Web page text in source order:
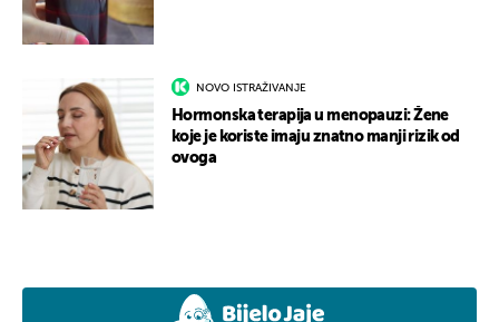
NOVO ISTRAŽIVANJE
Hormonska terapija u menopauzi: Žene
koje je koriste imaju znatno manji rizik od
ovoga